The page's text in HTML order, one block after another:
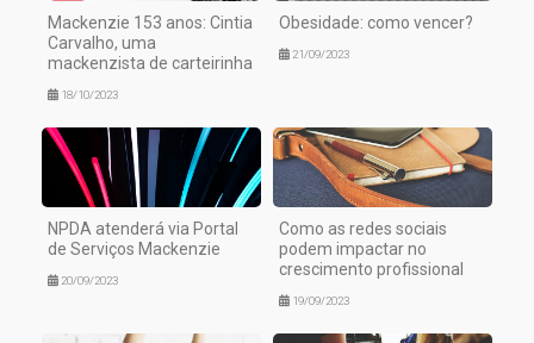
Mackenzie 153 anos: Cintia
Carvalho, uma
mackenzista de carteirinha
18/10/2023
Obesidade: como vencer?
21/09/2023
NPDA atenderá via Portal
de Serviços Mackenzie
20/09/2023
Como as redes sociais
podem impactar no
crescimento profissional
19/09/2023